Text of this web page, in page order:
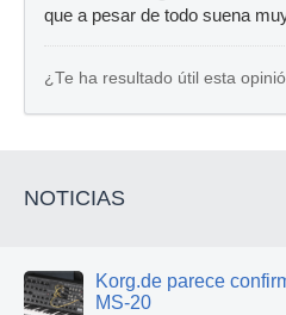
que a pesar de todo suena
¿Te ha resultado útil esta
NOTICIAS
Korg.de parece
MS-20